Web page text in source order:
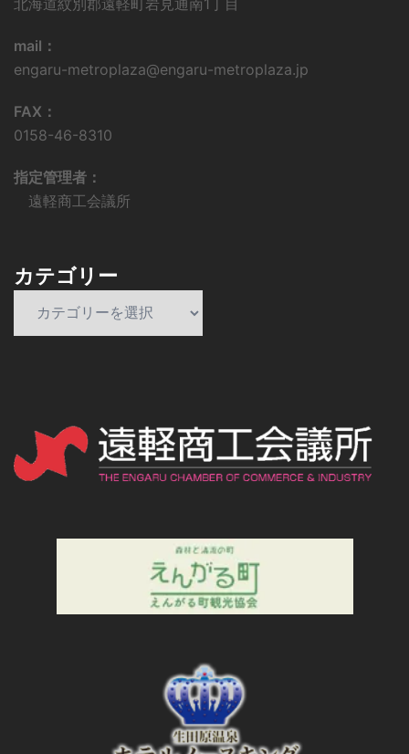
北海道紋別郡遠軽町岩見通南1丁目
mail：
engaru-metroplaza@engaru-metroplaza.jp
FAX：
0158-46-8310
指定管理者：
遠軽商工会議所
カテゴリー